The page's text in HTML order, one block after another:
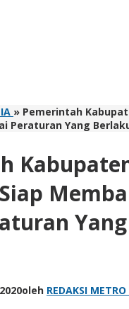
» Pemerintah
Peraturan Yang
Yang
oleh REDAKSI